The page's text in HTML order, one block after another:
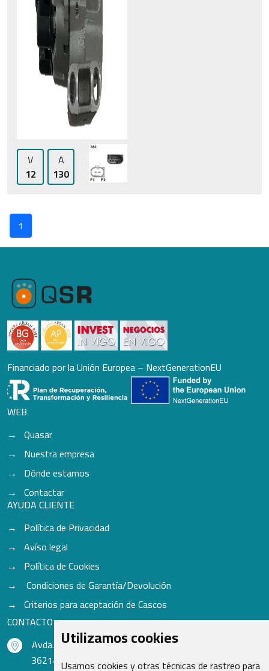
Utilizamos cookies
Usamos cookies y otras técnicas de rastreo para
V
12
A
130
1
Financiado por la Unión Europea – NextGenerationEU
WEB
Quasar
Nuestra empresa
Dónde estamos
Contactar
AYUDA CLIENTE
Política de Privacidad
Avíso legal
Política de Cookies
Condiciones de Garantía/Devolución
Criterios para aceptación de Cascos
CONTACTO
Avda. do Freixo - Sardoma, 13
36214 Vigo - Pontevedra - España